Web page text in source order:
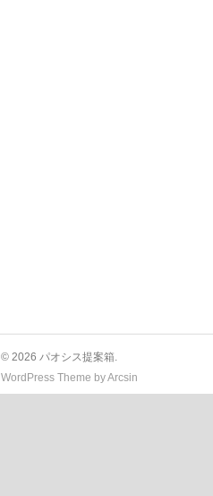
© 2026 パオシス提案箱.
WordPress Theme byArcsin